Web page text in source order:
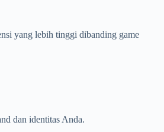
yang lebih tinggi dibanding game
dan identitas Anda.